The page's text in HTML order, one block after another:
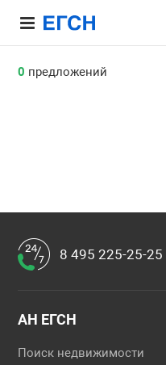
0 предложений
8 495 225-25-25
АН ЕГСН
Поиск недвижимости